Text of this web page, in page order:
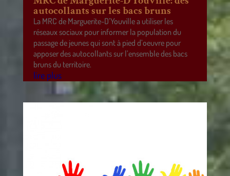
autocollants sur les bacs bruns
La MRC de Marguerite-D’Youville a utiliser les
réseaux sociaux pour informer la population du
passage de jeunes qui sont à pied d’oeuvre pour
apposer des autocollants sur l’ensemble des bacs
bruns du territoire.
lire plus